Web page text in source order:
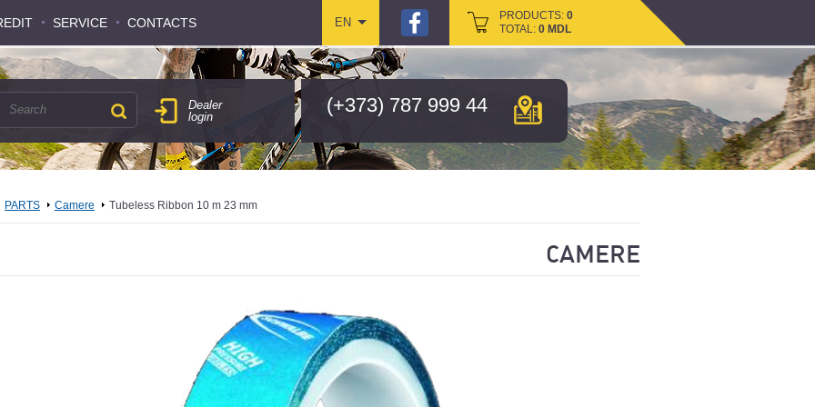
SERVICE CONTACTS EN PRODUCTS: 0
TOTAL: 0 MDL
SERVICE CONTACTS EN PRODUCTS: 0
TOTAL: 0 MDL
(+373) 787 999 44
Dealer
login
PARTS Camere Tubeless Ribbon 10 m 23 mm
CAMERE